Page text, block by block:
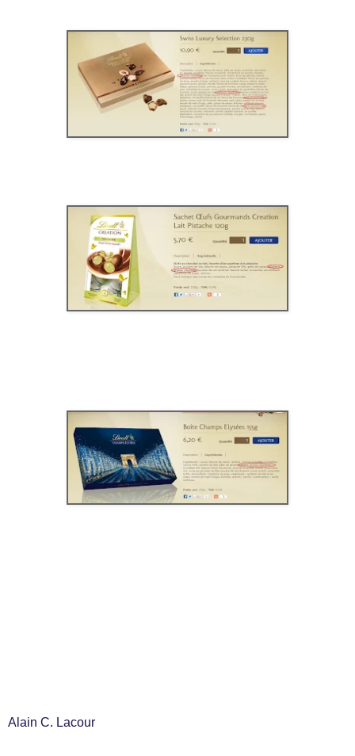
Alain C. Lacour